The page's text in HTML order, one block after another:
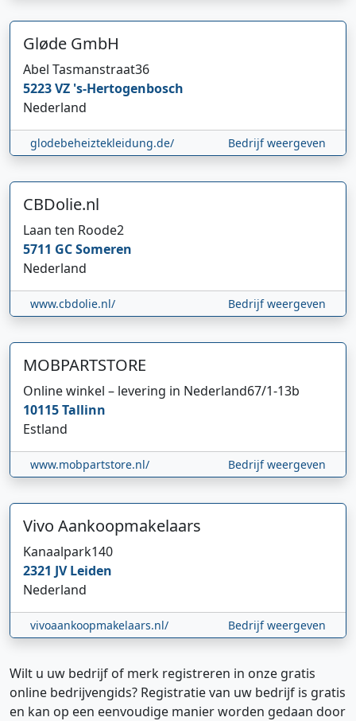
Gløde GmbH
Abel Tasmanstraat36
5223 VZ 's-Hertogenbosch
Nederland
glodebeheiztekleidung.de/ Bedrijf weergeven
CBDolie.nl
Laan ten Roode2
5711 GCSomeren
Nederland
www.cbdolie.nl/ Bedrijf weergeven
MOBPARTSTORE
Online winkel – levering in Nederland67/1-13b
10115Tallinn
Estland
www.mobpartstore.nl/ Bedrijf weergeven
Vivo Aankoopmakelaars
Kanaalpark140
2321 JVLeiden
Nederland
vivoaankoopmakelaars.nl/ Bedrijf weergeven
Wilt u uw bedrijf of merk registreren in onze gratis
online bedrijvengids? Registratie van uw bedrijf is gratis
en kan op een eenvoudige manier worden gedaan door